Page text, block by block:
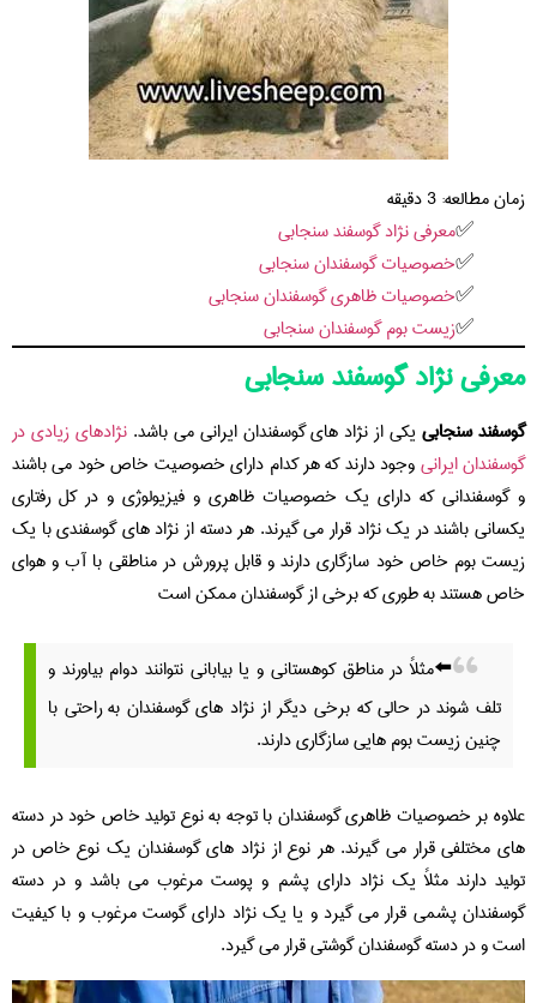
زمان مطالعه:3دقیقه
معرفی نژاد گوسفند سنجابی
خصوصیات گوسفندان سنجابی
خصوصیات ظاهری گوسفندان سنجابی
زیست بوم گوسفندان سنجابی
معرفی نژاد گوسفند سنجابی
گوسفند سنجابییکی از نژاد های گوسفندان ایرانی می باشد.نژادهای زیادی در
گوسفندان ایرانیوجود دارند که هر کدام دارای خصوصیت خاص خود می باشند
و گوسفندانی که دارای یک خصوصیات ظاهری و فیزیولوژی و در کل رفتاری
یکسانی باشند در یک نژاد قرار می گیرند. هر دسته از نژاد های گوسفندی با یک
زیست بوم خاص خود سازگاری دارند و قابل پرورش در مناطقی با آب و هوای
خاص هستند به طوری که برخی از گوسفندان ممکن است
⬅️مثلاً در مناطق کوهستانی و یا بیابانی نتوانند دوام بیاورند و
تلف شوند در حالی که برخی دیگر از نژاد های گوسفندان به راحتی با
چنین زیست بوم هایی سازگاری دارند.
علاوه بر خصوصیات ظاهری گوسفندان با توجه به نوع تولید خاص خود در دسته
های مختلفی قرار می گیرند. هر نوع از نژاد های گوسفندان یک نوع خاص در
تولید دارند مثلاً یک نژاد دارای پشم و پوست مرغوب می باشد و در دسته
گوسفندان پشمی قرار می گیرد و یا یک نژاد دارای گوست مرغوب و با کیفیت
است و در دسته گوسفندان گوشتی قرار می گیرد.